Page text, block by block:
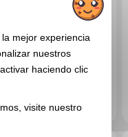
IVA
EXPRESA
mejor experiencia
nuestros
haciendo clic
visite nuestro